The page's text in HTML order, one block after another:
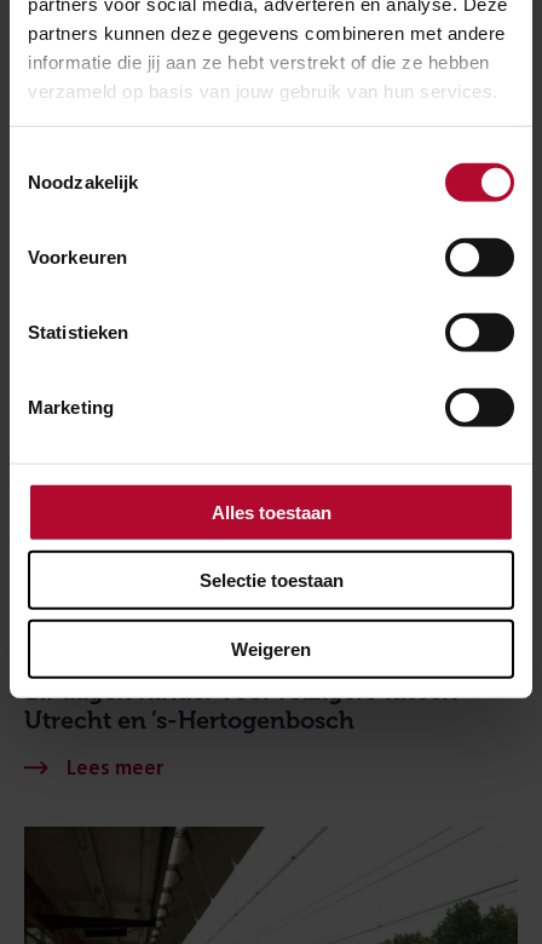
partners kunnen deze gegevens combineren met andere
informatie die jij aan ze hebt verstrekt of die ze hebben
verzameld op basis van jouw gebruik van hun services.
Noodzakelijk
Voorkeuren
Statistieken
Marketing
Alles toestaan
Selectie toestaan
Weigeren
Zevenbergen Oudenbosch
Elf dagen hinder voor reizigers tussen
Utrecht en ’s-Hertogenbosch